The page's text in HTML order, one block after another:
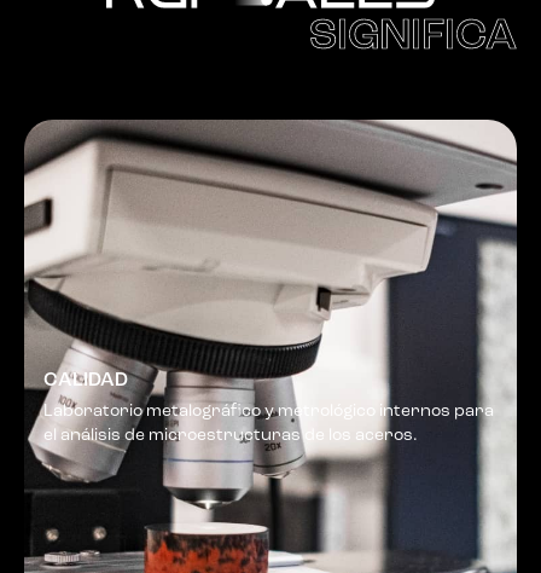
SIGNIFICA
CALIDAD
Laboratorio metalográfico y metrológico internos para
el análisis de microestructuras de los aceros.